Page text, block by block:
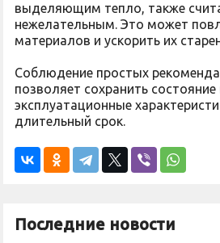
выделяющим тепло, также
нежелательным. Это может
материалов и ускорить их
Соблюдение простых
позволяет сохранить
эксплуатационные
длительный срок.
Последние новости